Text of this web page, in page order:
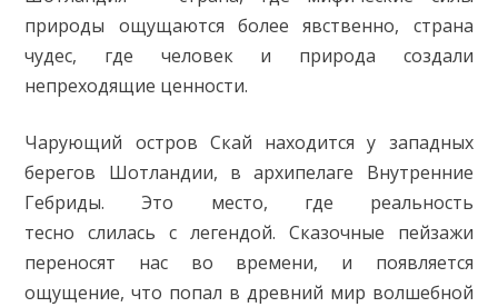
природы ощущаются более явственно, страна
чудес, где человек и природа создали
непреходящие ценности.
Чарующий остров Скай находится у западных
берегов Шотландии, в архипелаге Внутренние
Гебриды. Это место, где реальность
тесно слилась с легендой. Сказочные пейзажи
переносят нас во времени, и появляется
ощущение, что попал в древний мир волшебной